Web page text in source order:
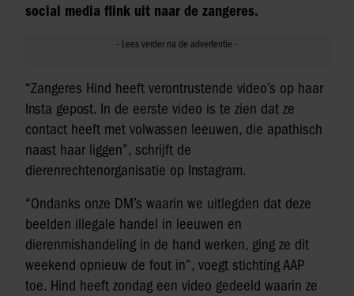
social media flink uit naar de zangeres.
“Zangeres Hind heeft verontrustende video’s op haar
Insta gepost. In de eerste video is te zien dat ze
contact heeft met volwassen leeuwen, die apathisch
naast haar liggen”, schrijft de
dierenrechtenorganisatie op Instagram.
“Ondanks onze DM’s waarin we uitlegden dat deze
beelden illegale handel in leeuwen en
dierenmishandeling in de hand werken, ging ze dit
weekend opnieuw de fout in”, voegt stichting AAP
toe. Hind heeft zondag een video gedeeld waarin ze